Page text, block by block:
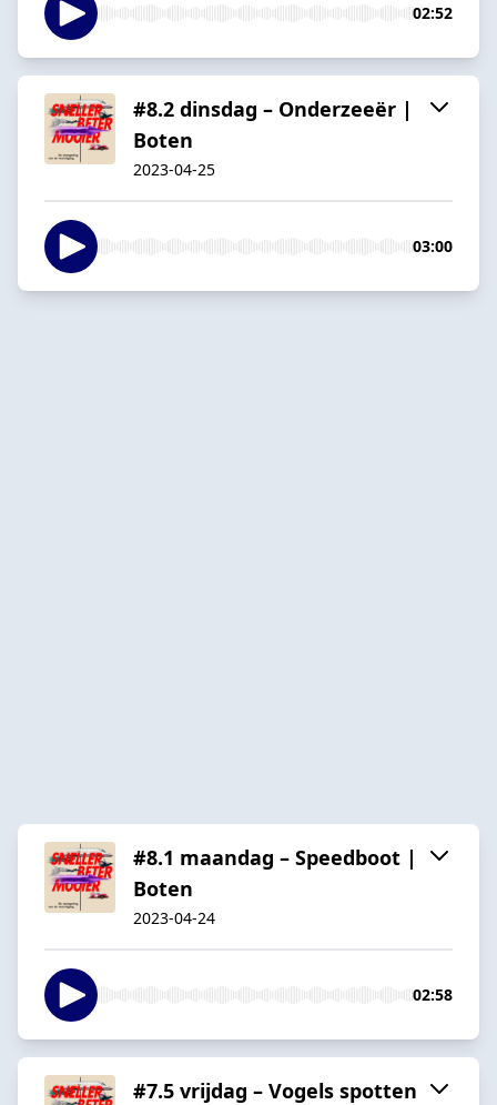
02:52
#8.2 dinsdag – Onderzeeër |
Boten
2023-04-25
03:00
#8.1 maandag – Speedboot |
Boten
2023-04-24
02:58
#7.5 vrijdag – Vogels spotten